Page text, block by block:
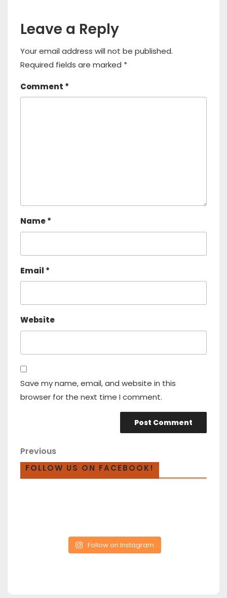
Leave a Reply
Your email address will not be published.
Required fields are marked *
Comment *
Name*
Email *
Website
Save my name, email, and website in this
browser for the next time I comment.
Previous
FOLLOW US ON FACEBOOK!
Follow on Instagram